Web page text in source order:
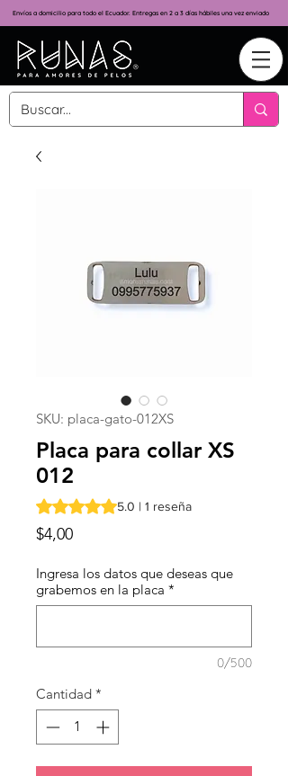
Envíos a domicilio para todo el Ecuador. Entregas en 2 a 3 días hábiles una vez enviado
SKU: placa-gato-012XS
Placa para collar XS
012
Según 1 reseña, la calificación es de
5.0 | 1 reseña
$4,00Precio
Ingresa los datos que deseas que
grabemos en la placa *
0/500
Cantidad *